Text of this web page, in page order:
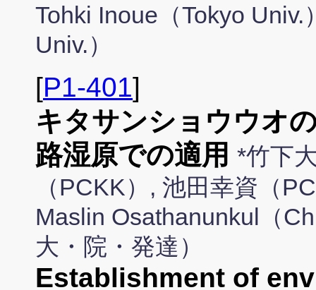
Tohki Inoue（Tokyo
Univ.）
[P1-401]
キタサンショウウオ
路湿原での適用 *竹下
（PCKK）, 池田幸資（
Maslin Osathanunkul（
大・院・発達）
Establishment of